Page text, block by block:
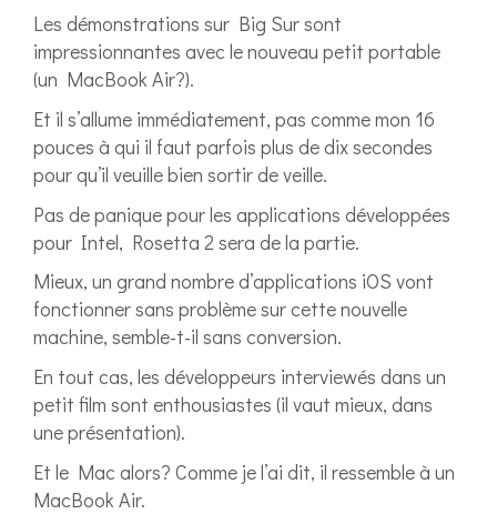
Les démonstrations sur Big Sur sont
impressionnantes avec le nouveau petit portable
(un MacBook Air?).
Et il s’allume immédiatement, pas comme mon 16
pouces à qui il faut parfois plus de dix secondes
pour qu’il veuille bien sortir de veille.
Pas de panique pour les applications développées
pour Intel, Rosetta 2 sera de la partie.
Mieux, un grand nombre d’applications iOS vont
fonctionner sans problème sur cette nouvelle
machine, semble-t-il sans conversion.
En tout cas, les développeurs interviewés dans un
petit film sont enthousiastes (il vaut mieux, dans
une présentation).
Et le Mac alors? Comme je l’ai dit, il ressemble à un
MacBook Air.